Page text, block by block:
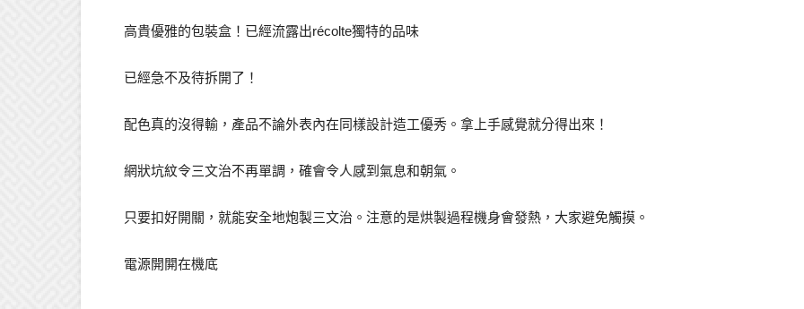
高貴優雅的包裝盒！已經流露出récolte獨特的品味
已經急不及待拆開了！
配色真的沒得輸，產品不論外表內在同樣設計造工優秀。拿上手感覺就分得出來！
網狀坑紋令三文治不再單調，確會令人感到氣息和朝氣。
只要扣好開關，就能安全地炮製三文治。注意的是烘製過程機身會發熱，大家避免觸摸。
電源開閞在機底